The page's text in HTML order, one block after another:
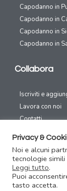
Capodanno in
Capodanno in
Capodanno in
Capodanno in
Collabora
Iscriviti e
Lavora con noi
Contatti
Canali Social
Privacy &
Noi e alcuni
tecnologie
Leggi tutto.
Puoi
tasto accetta.